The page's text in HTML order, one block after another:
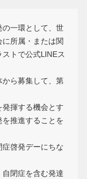
の一環として、世
所属・または関
トで公式LINEス
から募集して、第
揮する機会とす
推進することを
症啓発デーにちな
閉症を含む発達